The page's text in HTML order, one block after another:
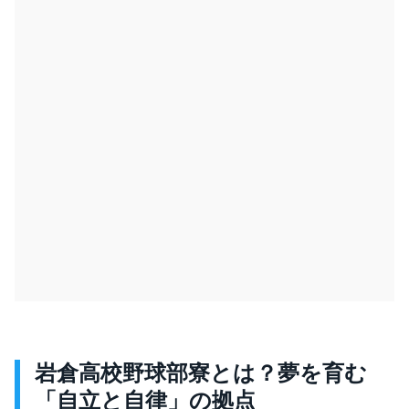
岩倉高校野球部寮とは？夢を育む
「自立と自律」の拠点